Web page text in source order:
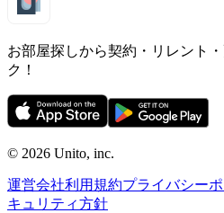
お部屋探しから契約・リレント
ク！
©︎ 2026 Unito, inc.
運営会社利用規約プライバシー
キュリティ方針